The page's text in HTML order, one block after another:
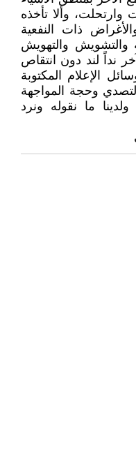
وارتحلت، وألا تأخذه
ذات النفعية
والتشويش والتهويش
نداً لند دون انتقاص
الإعلام المكتوبة
وحجة المواجهة
ما نقوله ونرد